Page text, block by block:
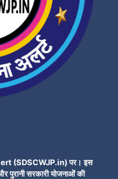
(SDSCWJP.in) पर। इस
पुरानी सरकारी योजनाओं की